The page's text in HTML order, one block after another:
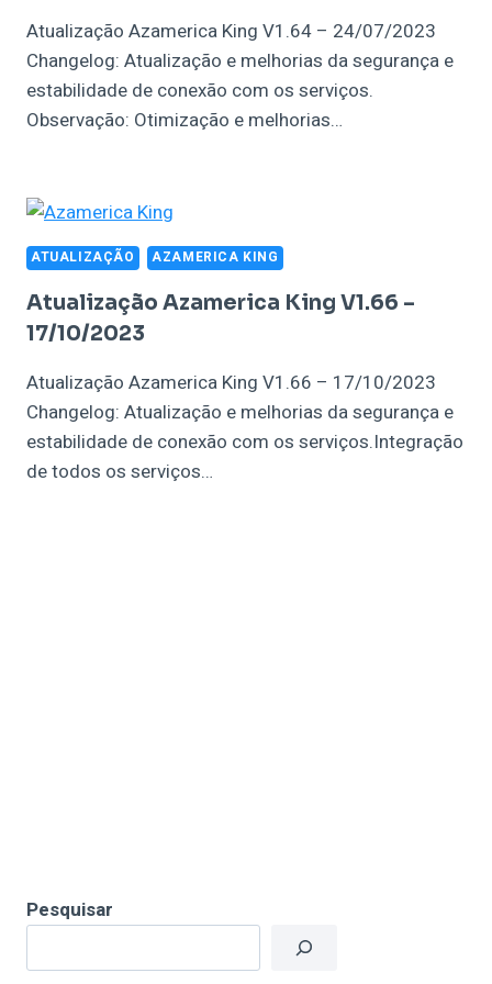
Atualização Azamerica King V1.64 – 24/07/2023
Changelog: Atualização e melhorias da segurança e
estabilidade de conexão com os serviços.
Observação: Otimização e melhorias…
ATUALIZAÇÃO AZAMERICA KING
Atualização Azamerica King V1.66 –
17/10/2023
Atualização Azamerica King V1.66 – 17/10/2023
Changelog: Atualização e melhorias da segurança e
estabilidade de conexão com os serviços.Integração
de todos os serviços…
Pesquisar